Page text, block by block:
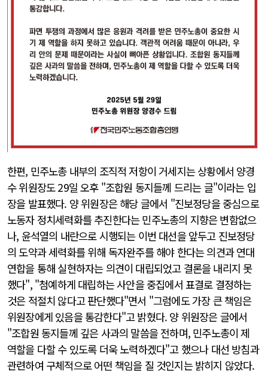
한편, 민주노총 내부의 조직적 저항이 거세지는 상황에서 양경
수 위원장도 29일 오후 "조합원 동지들께 드리는 글"이라는 입
장을 발표했다. 양 위원장은 해당 글에서 "진보정당을 중심으로
노동자 정치세력화를 추진한다는 민주노총의 지향은 변함없으
나, 윤석열의 내란으로 시행되는 이번 대선을 앞두고 진보정당
의 도약과 세력화를 위해 독자완주를 해야 한다는 의견과 연대
연합을 통해 실현하자는 의견이 대립되었고 결론을 내리지 못
했다", "첨예하게 대립하는 사안을 중집에서 표결로 결정하는
것은 적절치 않다고 판단했다"면서 "그럼에도 가장 큰 책임은
위원장에게 있음을 통감한다"고 밝혔다. 양 위원장은 글에서
"조합원 동지들께 깊은 사과의 말씀을 전하며, 민주노총이 제
역할을 다할 수 있도록 더욱 노력하겠다"고 했으나 대선 방침과
관련하여 구체적으로 어떤 책임을 질 것인지는 밝히지 않았다.